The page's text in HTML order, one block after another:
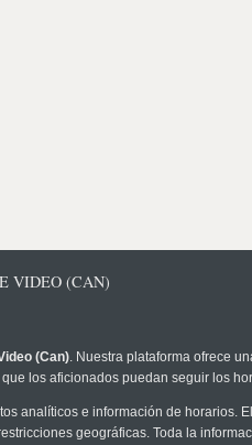
VIDEO (CAN)
(Can). Nuestra plataforma ofrece
los aficionados puedan seguir los
analíticos e información de horarios.
geográficas. Toda la